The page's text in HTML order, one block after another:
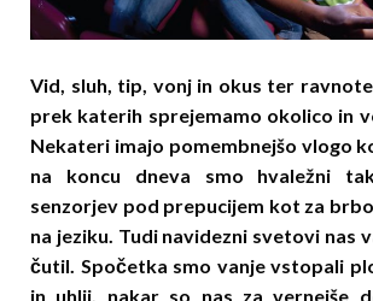
Vid, sluh, tip, vonj in okus ter
prek katerih sprejemamo okolico in
Nekateri imajo pomembnejšo vlogo
na koncu dneva smo hvaležni
senzorjev pod prepucijem kot za
na jeziku. Tudi navidezni svetovi nas
čutil. Spočetka smo vanje vstopali
in uhlji, nakar so nas za vernejše